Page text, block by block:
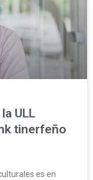
ULL
tinerfeño
es en